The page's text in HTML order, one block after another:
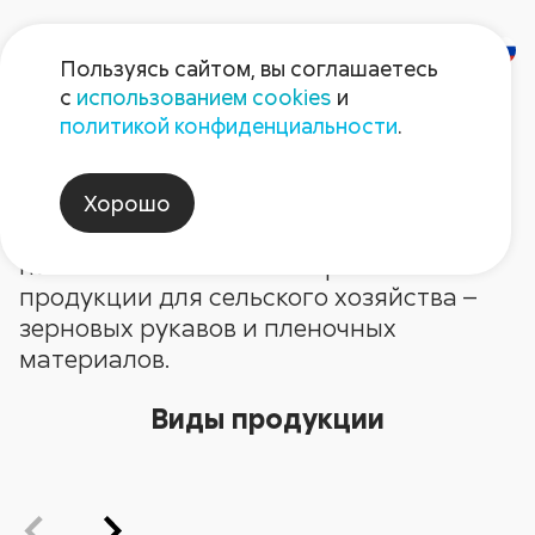
Полимерная продукция для
«Август-Полимер» – современный завод
по изготовлению полимерной
продукции для сельского хозяйства –
зерновых рукавов и пленочных
материалов.
Виды продукции
Пользуясь сайтом, вы соглашаетесь
с использованием cookies и
политикой конфиденциальности.
Хорошо